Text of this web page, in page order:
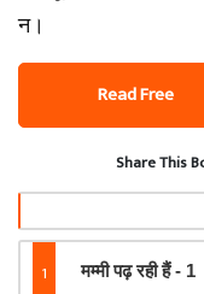
न।
Read Free
Share This
1 मम्मी पढ़ रही हैं - 1